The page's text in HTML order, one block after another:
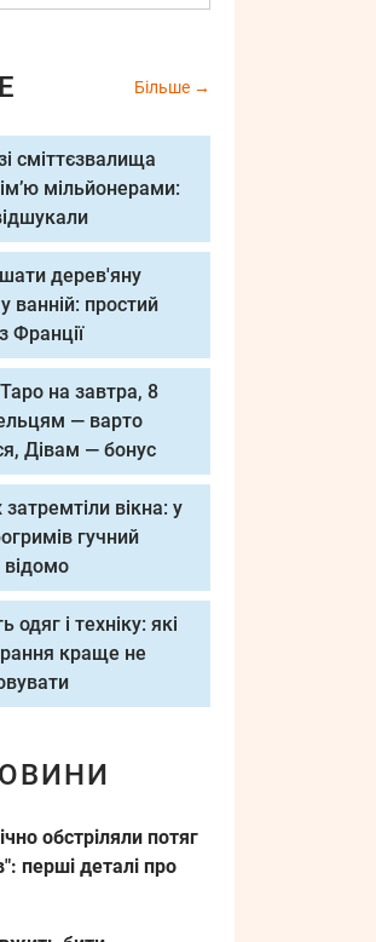
Більше
сміттєзвалища
мільйонерами:
дерев'яну
ванній: простий
Франції
на завтра, 8
— варто
Дівам — бонус
вікна: у
гучний
одяг і техніку: які
краще не
обстріляли потяг
перші деталі про